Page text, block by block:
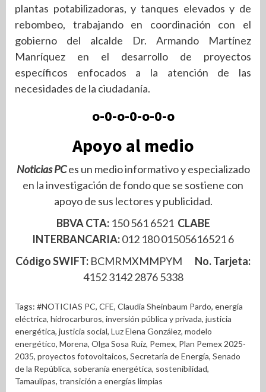
plantas potabilizadoras, y tanques elevados y de
rebombeo, trabajando en coordinación con el
gobierno del alcalde Dr. Armando Martínez
Manríquez en el desarrollo de proyectos
específicos enfocados a la atención de las
necesidades de la ciudadanía.
o-0-o-0-o-0-o
Apoyo al medio
Noticias PCes un medio informativo y especializado
en la investigación de fondo que se sostiene con
apoyo de sus lectores y publicidad.
BBVA CTA: 150 561 6521 CLABE
INTERBANCARIA:012 180 01505616521 6
Código SWIFT: BCMRMXMMPYM No. Tarjeta:
4152 3142 2876 5338
Tags: #NOTICIAS PC, CFE, Claudia Sheinbaum Pardo, energía
eléctrica, hidrocarburos, inversión pública y privada, justicia
energética, justicia social, Luz Elena González, modelo
energético, Morena, Olga Sosa Ruíz, Pemex, Plan Pemex 2025-
2035, proyectos fotovoltaicos, Secretaría de Energía, Senado
de la República, soberanía energética, sostenibilidad,
Tamaulipas, transición a energías limpias